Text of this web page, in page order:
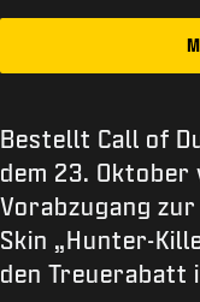
Bestellt Call of
dem 23.
Vorabzugang
Skin „Hunter-
den Treuerabatt